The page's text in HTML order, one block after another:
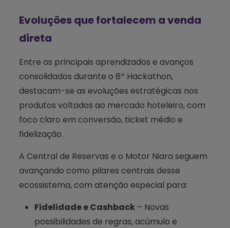
Evoluções que fortalecem a venda
direta
Entre os principais aprendizados e avanços
consolidados durante o 8º Hackathon,
destacam-se as evoluções estratégicas nos
produtos voltados ao mercado hoteleiro, com
foco claro em conversão, ticket médio e
fidelização.
A Central de Reservas e o Motor Niara seguem
avançando como pilares centrais desse
ecossistema, com atenção especial para:
Fidelidade e Cashback– Novas
possibilidades de regras, acúmulo e